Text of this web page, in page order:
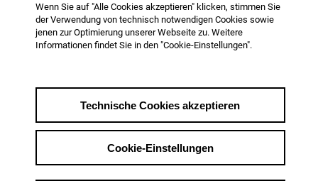
Film / Funk, Schnitt
mblima.editor@gmail.com
WEB & SOCIAL MEDIA
https://mblima.cargo.site
Wenn Sie auf "Alle Cookies akzeptieren" klicken, stimmen Sie
der Verwendung von technisch notwendigen Cookies sowie
jenen zur Optimierung unserer Webseite zu. Weitere
Informationen findet Sie in den "Cookie-Einstellungen".
Technische Cookies akzeptieren
Cookie-Einstellungen